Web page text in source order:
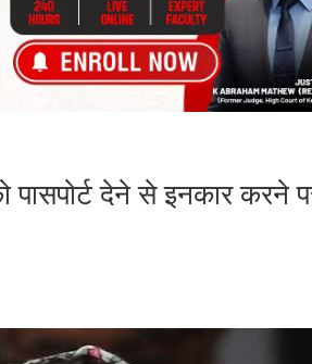
पासपोर्ट देने से इनकार करने